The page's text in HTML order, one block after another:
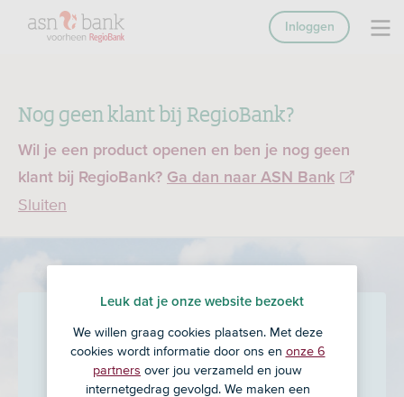
Nog geen klant bij RegioBank?
Wil je een product openen en ben je nog geen
klant bij RegioBank? Ga dan naar ASN Bank
Sluiten
Inloggen
Veldsink- Bultman &
Hartholtin Hattem
Leuk dat je onze website bezoekt
We willen graag cookies plaatsen. Met deze
cookies wordt informatie door ons en onze 6
partners over jou verzameld en jouw
internetgedrag gevolgd. We maken een